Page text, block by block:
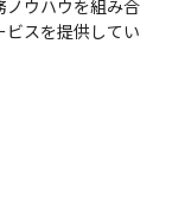
ノウハウを組み合
ビスを提供してい